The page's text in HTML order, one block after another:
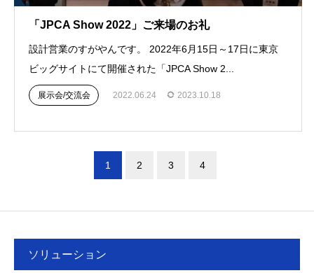
「JPCA Show 2022」ご来場のお礼
設計営業のすがやんです。 2022年6月15日～17日に東京
ビッグサイトにて開催された「JPCA Show 2...
展示会/交流会 2022.06.24 2023.10.18
1 2 3 4
ソリューション